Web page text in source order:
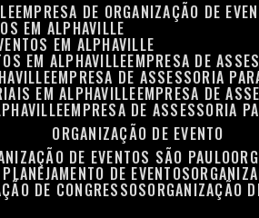
EMPRESA DE ORGANIZAÇÃO DE
EM ALPHAVILLE
EM ALPHAVILLE
EM ALPHAVILLE EMPRESA DE
EMPRESA DE ASSESSORIA
EM ALPHAVILLE EMPRESA DE
EMPRESA DE ASSESSORIA
ORGANIZAÇÃO DE EVENTO
DE EVENTOS SÃO PAULO
PLANEJAMENTO DE EVENTOS
DE CONGRESSOS ORGANIZAÇÃO